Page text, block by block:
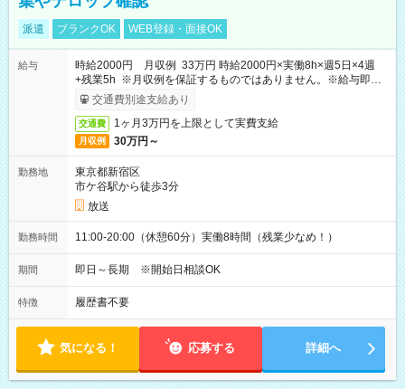
派遣 ブランクOK WEB登録・面接OK
給与
時給2000円 月収例 33万円 時給2000円×実働8h×週5日×4週
+残業5h ※月収例を保証するものではありません。※給与即受
取りサービス利用可（利用条件有）
交通費別途支給あり
交通費 1ヶ月3万円を上限として実費支給
月収例 30万円～
勤務地
東京都新宿区
市ケ谷駅から徒歩3分
放送
勤務時間 11:00-20:00（休憩60分）実働8時間（残業少なめ！）
期間 即日～長期 ※開始日相談OK
特徴 履歴書不要
気になる！ 応募する 詳細へ